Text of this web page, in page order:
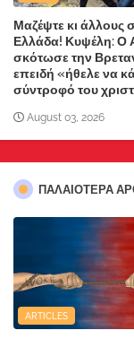
Μαζέψτε κι άλλους
Ελλάδα! Κυψέλη: Ο
σκότωσε την
επειδή «ήθελε να
σύντροφό του
August 03, 2026
ΠΑΛΑΙΟΤΕΡΑ
ARTICLES